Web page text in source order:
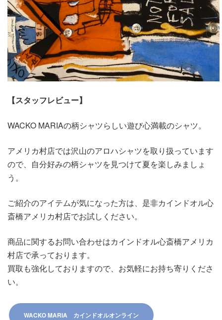
【スタッフレビュー】
WACKO MARIAの柄シャツらしい遊び心満載のシャツ。
アメリカ村店では沢山のアロハシャツを取り扱っています
ので、自分好みの柄シャツを見つけて夏を楽しみましょ
う。
ご紹介のアイテムが気になった方は、是非カインドオル心
斎橋アメリカ村店でお試しください。
商品に関するお問い合わせはカインドオル心斎橋アメリカ
村店で承っております。
買取も強化しておりますので、お気軽にお持ち寄りくださ
い。
WACKO MARIA カインドオルオンライン